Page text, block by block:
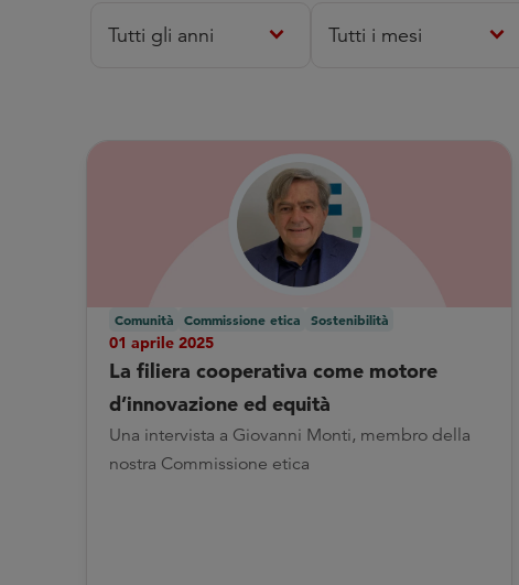
Tutti gli anni expand_more Tutti i mesi expand_more
Comunità Commissione etica Sostenibilità
01 aprile 2025
La filiera cooperativa come motore
d’innovazione ed equità
Una intervista a Giovanni Monti, membro della
nostra Commissione etica